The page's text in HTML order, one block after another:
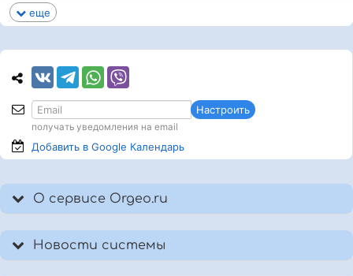
еще
Настроить
получать уведомления на email
Добавить в Google Календарь
О сервисе Orgeo.ru
Новости системы